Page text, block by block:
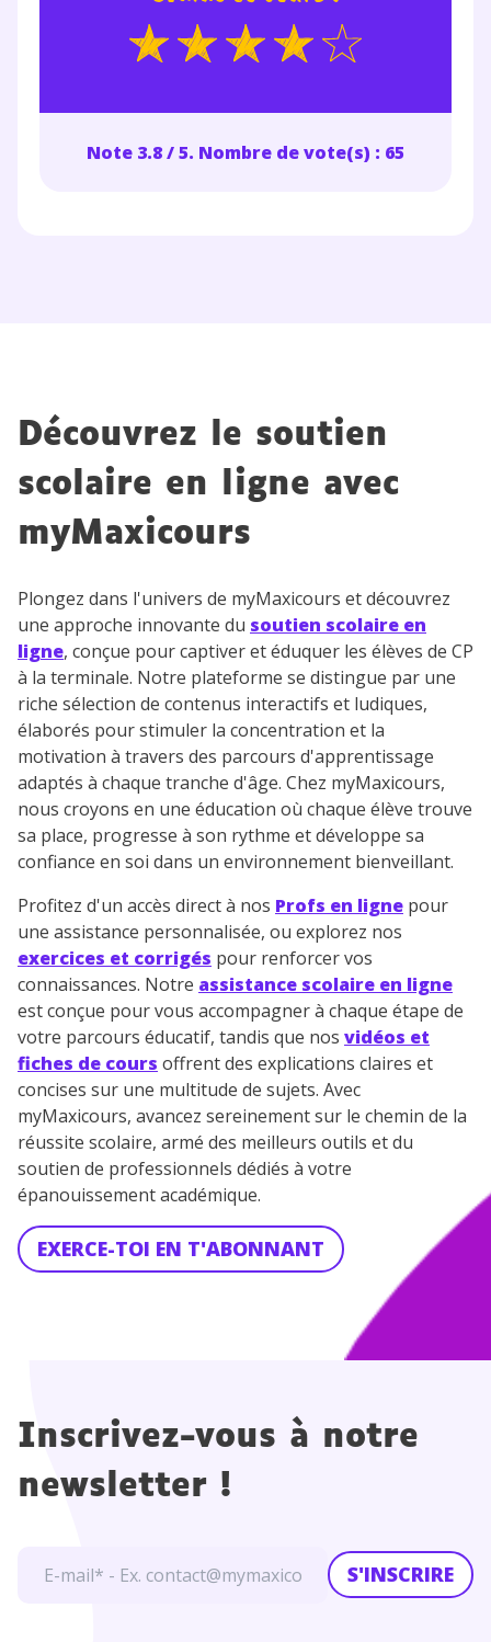
Note 3.8 / 5. Nombre de vote(s) : 65
Découvrez le soutien
scolaire en ligne avec
myMaxicours
Plongez dans l'univers de myMaxicours et découvrez
une approche innovante du soutien scolaire en
ligne, conçue pour captiver et éduquer les élèves de CP
à la terminale. Notre plateforme se distingue par une
riche sélection de contenus interactifs et ludiques,
élaborés pour stimuler la concentration et la
motivation à travers des parcours d'apprentissage
adaptés à chaque tranche d'âge. Chez myMaxicours,
nous croyons en une éducation où chaque élève trouve
sa place, progresse à son rythme et développe sa
confiance en soi dans un environnement bienveillant.
Profitez d'un accès direct à nos Profs en ligne pour
une assistance personnalisée, ou explorez nos
exercices et corrigés pour renforcer vos
connaissances. Notre assistance scolaire en ligne
est conçue pour vous accompagner à chaque étape de
votre parcours éducatif, tandis que nos vidéos et
fiches de cours offrent des explications claires et
concises sur une multitude de sujets. Avec
myMaxicours, avancez sereinement sur le chemin de la
réussite scolaire, armé des meilleurs outils et du
soutien de professionnels dédiés à votre
épanouissement académique.
EXERCE-TOI EN T'ABONNANT
Testez gratuitement
pendant 24h notre
plateforme de soutien
scolaire !
TESTER GRATUITEMENT
* Votre code d'accès sera envoyé à cette adresse e-mail. En
renseignant votre e-mail, vous consentez à ce que vos
données à caractère personnel soient traitées par SEJER, sous
la marque myMaxicours, afin que SEJER puisse vous donner
accès au service de soutien scolaire pendant 24h. Pour en
savoir plus sur la gestion de vos données personnelles et
pour exercer vos droits, vous pouvez consulter notre
charte.
J’accepte de recevoir les actualités et des
communications de la part de
myMaxicours.
vous envoyer notre newsletter. Vous pourrez vous
désinscrire à tout moment, à travers le lien de
désinscription présent dans chaque newsletter. Pour
en savoir plus sur la gestion de vos données
personnelles et pour exercer vos droits, vous pouvez
consulternotre charte.
Inscrivez-vous à notre
newsletter !
S'INSCRIRE